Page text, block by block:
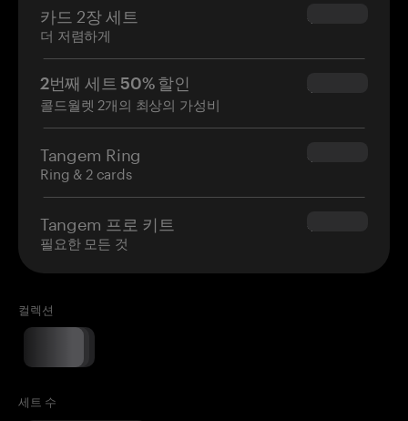
카드 2장 세트
더 저렴하게
$54.90
2번째 세트 50% 할인
콜드월렛 2개의 최상의 가성비
$34.95
Tangem Ring
Ring & 2 cards
$160.00
Tangem 프로 키트
필요한 모든 것
$180.00
컬렉션
세트 수